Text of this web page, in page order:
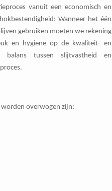
vanuit een economisch en
Wanneer het één
gebruiken moeten we rekening
en hygiëne op de kwaliteit- en
tussen slijtvastheid en
overwogen zijn: